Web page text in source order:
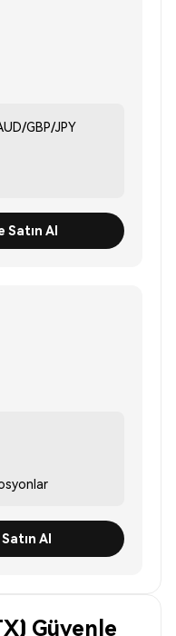
GBP/JPY
Satın Al
Al
Güvenle